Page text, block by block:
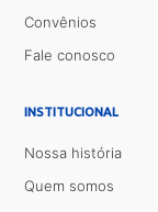
Convênios
Fale conosco
INSTITUCIONAL
Nossa história
Quem somos